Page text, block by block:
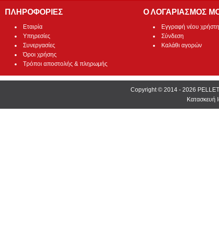
ΠΛΗΡΟΦΟΡΙΕΣ
Εταιρία
Υπηρεσίες
Συνεργασίες
Όροι χρήσης
Τρόποι αποστολής & πληρωμής
Ο ΛΟΓΑΡΙΑΣΜΟΣ
Εγγραφή νέου χρήστη
Σύνδεση
Καλάθι αγορών
Copyright © 2014 - 2026
Κατασκευή